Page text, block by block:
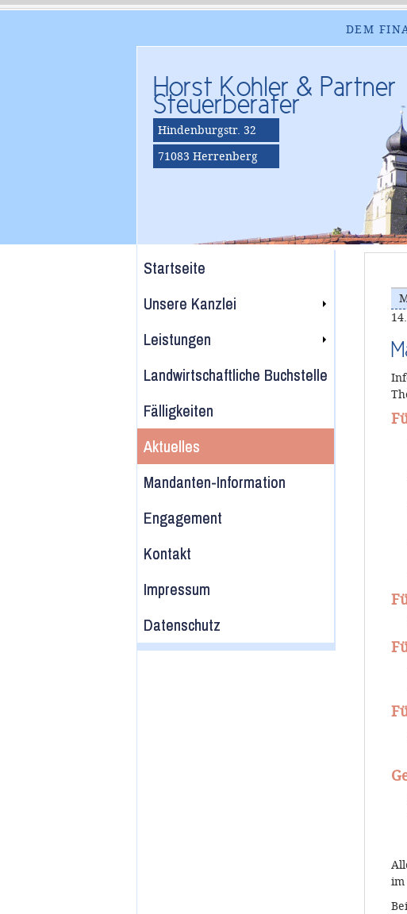
DEM
Horst Kohler & Partner
Steuerberater
Hindenburgstr. 32
71083 Herrenberg
Startseite
Unsere Kanzlei
Leistungen
Landwirtschaftliche Buchstelle
Fälligkeiten
Aktuelles
Mandanten-Information
Engagement
Kontakt
Impressum
Datenschutz
im